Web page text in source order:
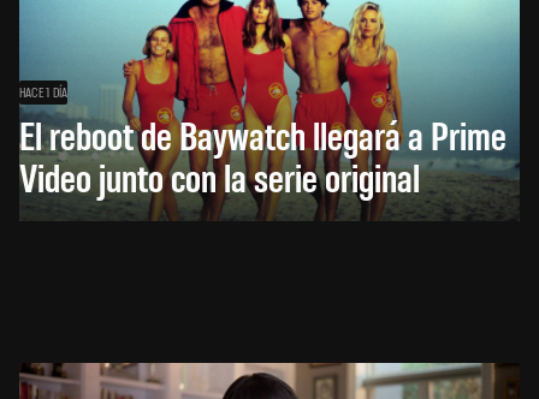
HACE 1 DÍA
El reboot de Baywatch llegará a Prime
Video junto con la serie original